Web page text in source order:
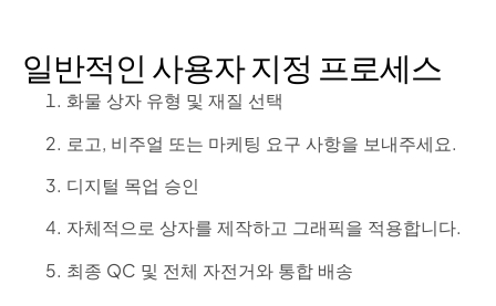
일반적인 사용자 지정 프로세스
화물 상자 유형 및 재질 선택
로고, 비주얼 또는 마케팅 요구 사항을 보내주세요.
디지털 목업 승인
자체적으로 상자를 제작하고 그래픽을 적용합니다.
최종 QC 및 전체 자전거와 통합 배송